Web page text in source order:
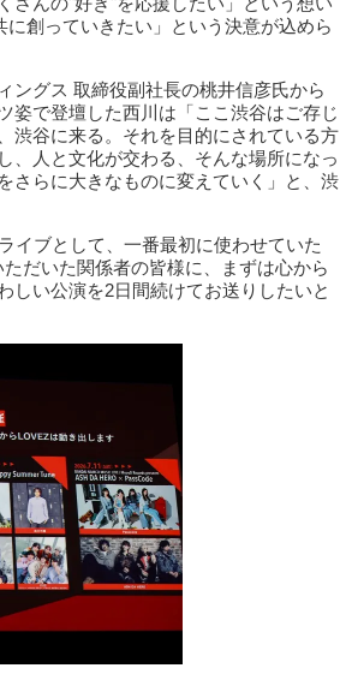
創っていきたい」という決意が込めら
ングス 取締役副社長の桃井信彦氏から
姿で登壇した西川は「ここ渋谷はご存じ
渋谷に来る。それを目的にされている方
、人と文化が交わる、そんな場所になっ
さらに大きなものに変えていく」と、渋
イブとして、一番最初に使わせていた
だいた関係者の皆様に、まずは心から
しい公演を2日間続けてお送りしたいと